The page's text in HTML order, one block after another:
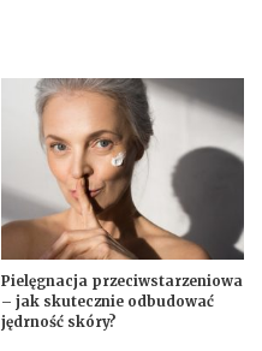
Pielęgnacja przeciwstarzeniowa
– jak skutecznie odbudować
jędrność skóry?